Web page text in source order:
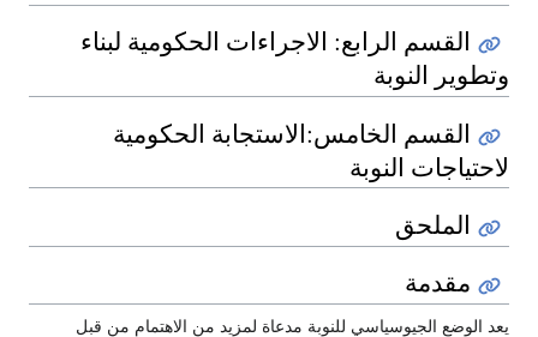
القسم الرابع: الاجراءات الحكومية لبناء
وتطوير النوبة
القسم الخامس:الاستجابة الحكومية
لاحتياجات النوبة
الملحق
مقدمة
يعد الوضع الجيوسياسي للنوبة مدعاة لمزيد من الاهتمام من قبل